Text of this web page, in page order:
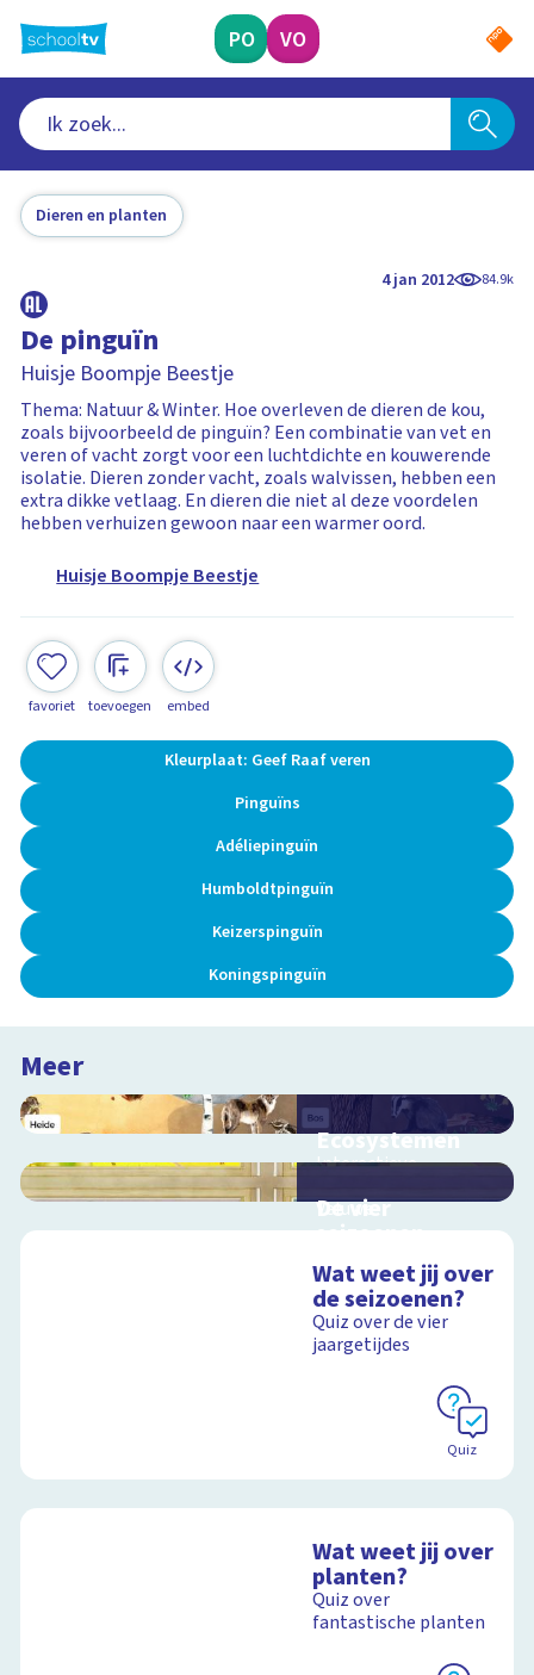
naar
hoofdinhoud
PO VO
Dieren en planten
4 jan 2012 84.9k
De pinguïn
Huisje Boompje Beestje
Thema: Natuur & Winter. Hoe overleven de dieren de kou,
zoals bijvoorbeeld de pinguïn? Een combinatie van vet en
veren of vacht zorgt voor een luchtdichte en kouwerende
isolatie. Dieren zonder vacht, zoals walvissen, hebben een
extra dikke vetlaag. En dieren die niet al deze voordelen
hebben verhuizen gewoon naar een warmer oord.
Huisje Boompje Beestje
favoriet toevoegen embed
Kleurplaat: Geef Raaf veren
Pinguïns
Adéliepinguïn
Humboldtpinguïn
Keizerspinguïn
Koningspinguïn
Meer
Ecosystemen
Interactieve
Veluwe
Schoolplaat
De vier
seizoenen
schoolplaat over de
seizoenen
Schoolplaat
Wat weet jij over
de seizoenen?
Quiz over de vier
jaargetijdes
Quiz
Wat weet jij over
planten?
Quiz over
fantastische planten